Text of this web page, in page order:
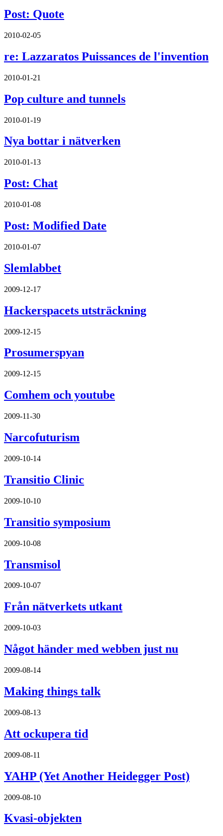
Post: Quote
2010-02-05
re: Lazzaratos Puissances de l'invention
2010-01-21
Pop culture and tunnels
2010-01-19
Nya bottar i nätverken
2010-01-13
Post: Chat
2010-01-08
Post: Modified Date
2010-01-07
Slemlabbet
2009-12-17
Hackerspacets utsträckning
2009-12-15
Prosumerspyan
2009-12-15
Comhem och youtube
2009-11-30
Narcofuturism
2009-10-14
Transitio Clinic
2009-10-10
Transitio symposium
2009-10-08
Transmisol
2009-10-07
Från nätverkets utkant
2009-10-03
Något händer med webben just nu
2009-08-14
Making things talk
2009-08-13
Att ockupera tid
2009-08-11
YAHP (Yet Another Heidegger Post)
2009-08-10
Kvasi-objekten